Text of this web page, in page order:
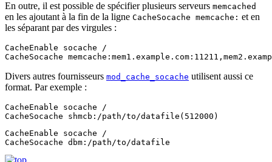
En outre, il est possible de spécifier plusieurs serveurs memcached
en les ajoutant à la fin de la ligne CacheSocache memcache: et en
les séparant par des virgules :
CacheEnable socache /
CacheSocache
Divers autres fournisseurs mod_cache_socache utilisent aussi ce
format. Par exemple :
CacheEnable socache /
CacheSocache shmcb:/path/to/datafile(512000)
CacheEnable socache /
CacheSocache dbm:/path/to/datafile